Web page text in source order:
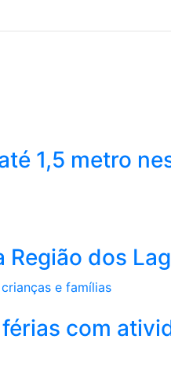
1,5 metro
dos
com